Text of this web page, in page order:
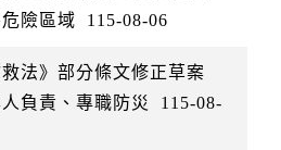
險區域
115-08-06
法》部分條文修正草案
負責、專職防災
115-08-